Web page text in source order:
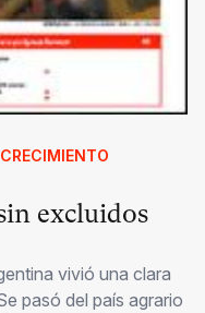
excluidos
vivió una clara
pasó del país agrario